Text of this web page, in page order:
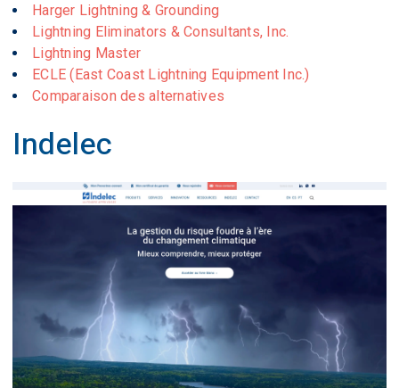
Harger Lightning & Grounding
Lightning Eliminators & Consultants, Inc.
Lightning Master
ECLE (East Coast Lightning Equipment Inc.)
Comparaison des alternatives
Indelec